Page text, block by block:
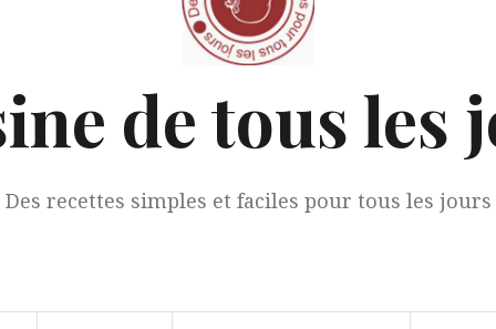
de tous les
Des recettes simples et faciles pour tous les jours